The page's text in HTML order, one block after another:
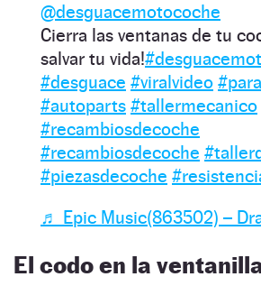
@desguacemotocoche
Cierra las ventanas de tu
salvar tu vida!
#desguace #viralvideo
#autoparts #tallermecanico
#recambiosdecoche
#recambiosdecoche
#piezasdecoche
♬ Epic Music(863502) –
El codo en la